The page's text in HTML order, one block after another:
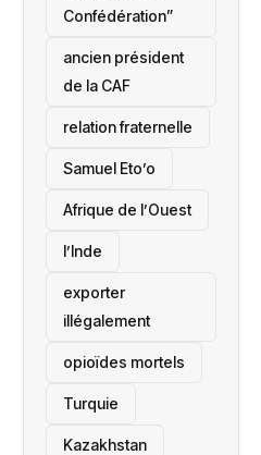
Confédération”
ancien président
de la CAF
relation fraternelle
Samuel Eto’o
Afrique de l’Ouest
l’Inde
exporter
illégalement
opioïdes mortels
‎Turquie
Kazakhstan